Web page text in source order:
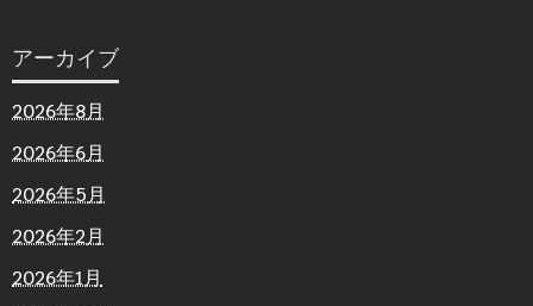
アーカイブ
2026年8月
2026年6月
2026年5月
2026年2月
2026年1月